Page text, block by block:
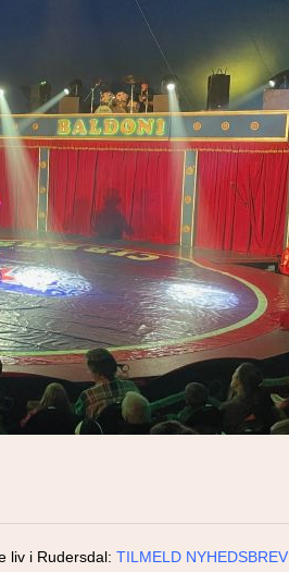
liv i Rudersdal: TILMELD NYHEDSBREV